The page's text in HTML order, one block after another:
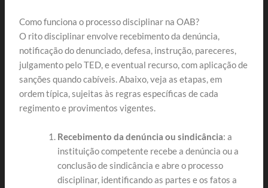
Como funciona o processo disciplinar na OAB?
O rito disciplinar envolve recebimento da denúncia,
notificação do denunciado, defesa, instrução, pareceres,
julgamento pelo TED, e eventual recurso, com aplicação de
sanções quando cabíveis. Abaixo, veja as etapas, em
ordem típica, sujeitas às regras específicas de cada
regimento e provimentos vigentes.
Recebimento da denúncia ou sindicância: a
instituição competente recebe a denúncia ou a
conclusão de sindicância e abre o processo
disciplinar, identificando as partes e os fatos a